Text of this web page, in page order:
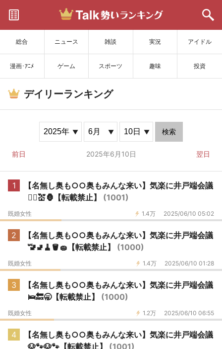
総合 ニュース 雑談 実況 アイドル
漫画･ｱﾆﾒ ゲーム スポーツ 趣味 投資
サイトを更新
デイリーランキング
検索
前日 2025年6月10日 翌日
1
【名無し奥も○○奥もみんな来い】気楽に井戸端会議
👰‍♀️💒🦍【転載禁止】 (1001)
1.4万 2025/06/10 05:02
既婚女性
2
【名無し奥も○○奥もみんな来い】気楽に井戸端会議
🚾🚽🧹🪣🧽【転載禁止】 (1000)
1.4万 2025/06/10 01:28
既婚女性
3
【名無し奥も○○奥もみんな来い】気楽に井戸端会議
🛌🔙🥱【転載禁止】 (1000)
1.2万 2025/06/10 06:55
既婚女性
4
【名無し奥も○○奥もみんな来い】気楽に井戸端会議
🐶🐾🐶🐾【転載禁止】 (1001)